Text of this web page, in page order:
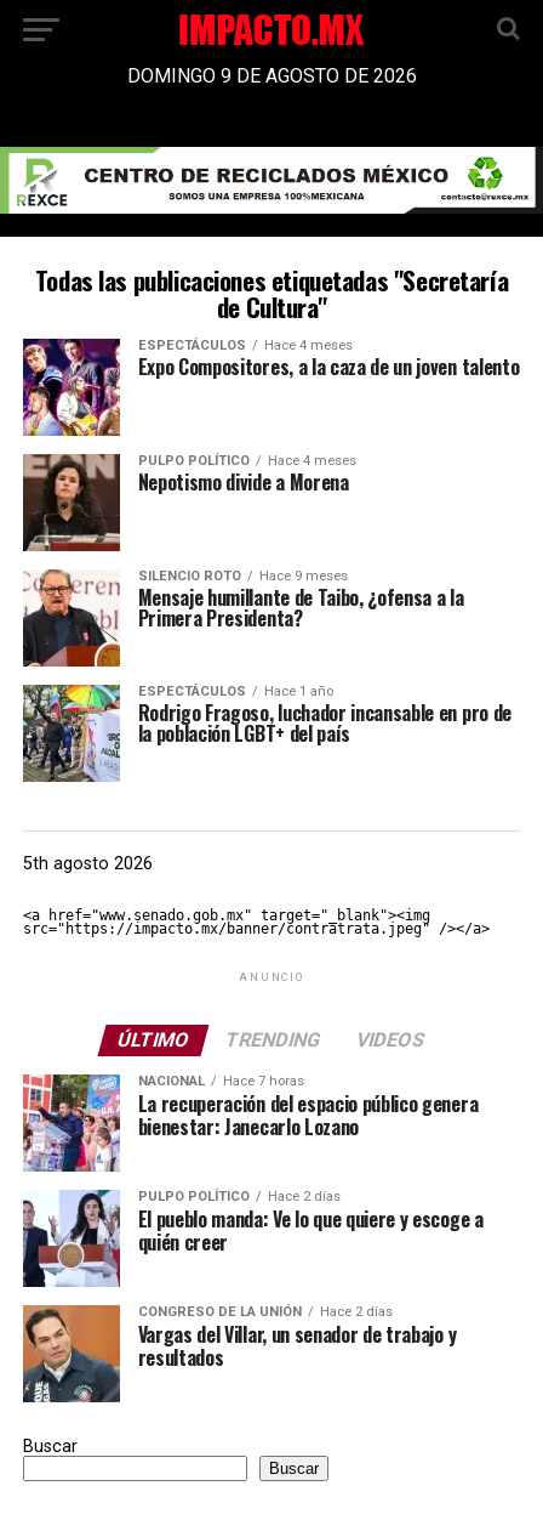
DOMINGO 9 DE AGOSTO DE 2026
Todas las publicaciones etiquetadas "Secretaría
de Cultura"
ESPECTÁCULOS Hace 4 meses
Expo Compositores, a la caza de un joven talento
PULPO POLÍTICO Hace 4 meses
Nepotismo divide a Morena
SILENCIO ROTO Hace 9 meses
Mensaje humillante de Taibo, ¿ofensa a la
Primera Presidenta?
ESPECTÁCULOS Hace 1 año
Rodrigo Fragoso, luchador incansable en pro de
la población LGBT+ del país
5th agosto 2026
<a href="www.senado.gob.mx" target="_blank"><img
src="https://impacto.mx/banner/contratrata.jpeg" /></a>
ANUNCIO
ÚLTIMO TRENDING VIDEOS
NACIONAL Hace 7 horas
La recuperación del espacio público genera
bienestar: Janecarlo Lozano
PULPO POLÍTICO Hace 2 días
El pueblo manda: Ve lo que quiere y escoge a
quién creer
CONGRESO DE LA UNIÓN Hace 2 días
Vargas del Villar, un senador de trabajo y
resultados
Buscar
Buscar